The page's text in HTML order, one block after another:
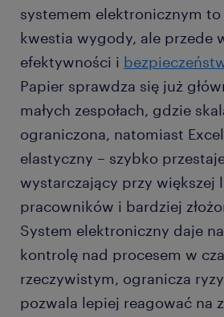
systemem elektronicznym
kwestia wygody, ale przede
efektywności i
Papier sprawdza się już
małych zespołach, gdzie
ograniczona, natomiast
elastyczny – szybko
wystarczający przy większej
pracowników i bardziej
System elektroniczny daje
kontrolę nad procesem w
rzeczywistym, ogranicza
pozwala lepiej reagować na